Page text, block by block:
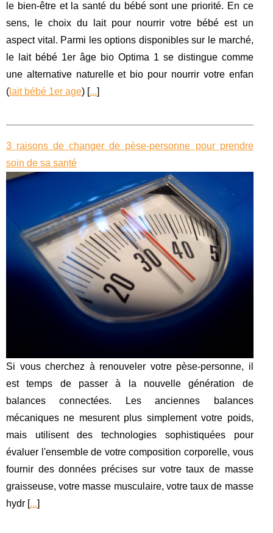
le bien-être et la santé du bébé sont une priorité. En ce
sens, le choix du lait pour nourrir votre bébé est un
aspect vital. Parmi les options disponibles sur le marché,
le lait bébé 1er âge bio Optima 1 se distingue comme
une alternative naturelle et bio pour nourrir votre enfan
( lait bébé 1er age) [...]
3 raisons de changer de pèse-personne pour prendre
soin de sa santé
Si vous cherchez à renouveler votre pèse-personne, il
est temps de passer à la nouvelle génération de
balances connectées. Les anciennes balances
mécaniques ne mesurent plus simplement votre poids,
mais utilisent des technologies sophistiquées pour
évaluer l'ensemble de votre composition corporelle, vous
fournir des données précises sur votre taux de masse
graisseuse, votre masse musculaire, votre taux de masse
hydr [...]